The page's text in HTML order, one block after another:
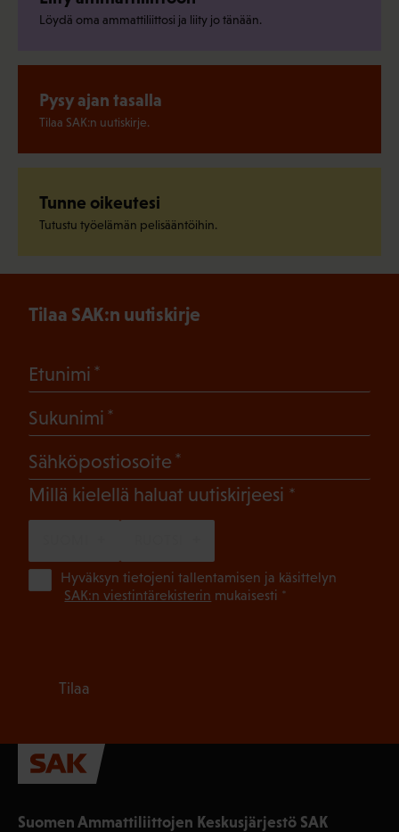
Löydä oma ammattiliittosi ja liity jo tänään.
Pysy ajan tasalla
Tilaa SAK:n uutiskirje.
Tunne oikeutesi
Tutustu työelämän pelisääntöihin.
Suomen Ammattiliittojen Keskusjärjestö SAK
Tilaa SAK:n uutiskirje
Etunimi
Sukunimi
Sähköpostiosoite
Millä kielellä haluat uutiskirjeesi (Pakollinen)
Hyväksyn tietojeni tallentamisen ja käsittelyn
SAK:n viestintärekisterin mukaisesti *
Tilaa